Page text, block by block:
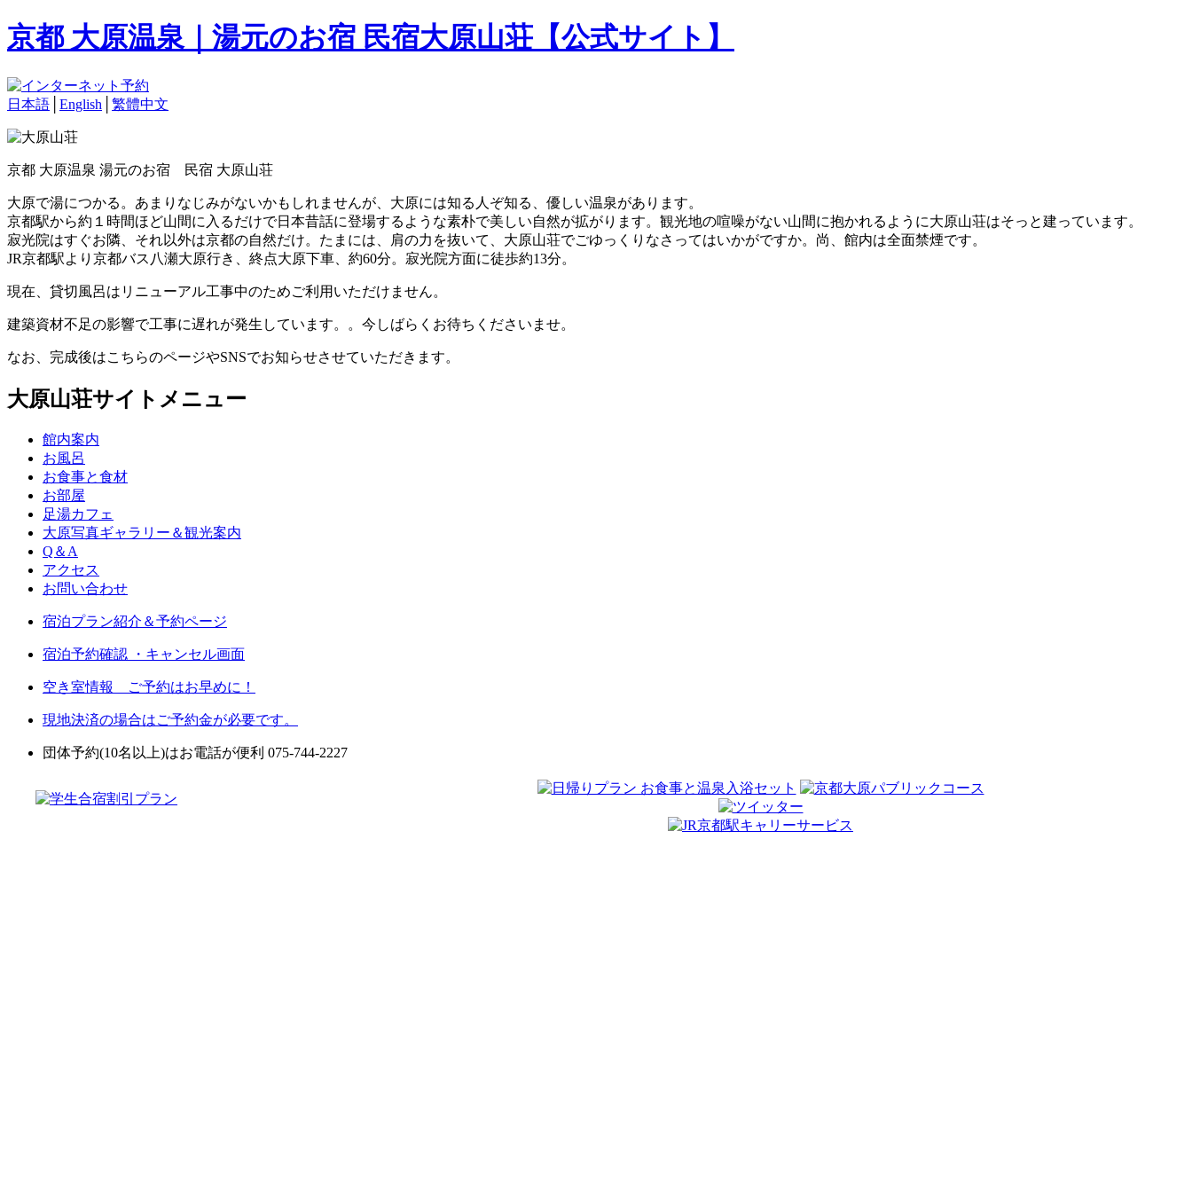
京都 大原温泉｜湯元のお宿 民宿大原山荘【公式サイト】
日本語 English 繁體中文
京都 大原温泉 湯元のお宿 民宿 大原山荘
大原で湯につかる。あまりなじみがないかもしれませんが、大原には知る人ぞ知る、優しい温泉があります。
京都駅から約１時間ほど山間に入るだけで日本昔話に登場するような素朴で美しい自然が拡がります。観光地の喧噪がない山間に抱かれるように大原山荘はそっと建っています。
寂光院はすぐお隣、それ以外は京都の自然だけ。たまには、肩の力を抜いて、大原山荘でごゆっくりなさってはいかがですか。尚、館内は全面禁煙です。
JR京都駅より京都バス八瀬大原行き、終点大原下車、約60分。寂光院方面に徒歩約13分。
現在、貸切風呂はリニューアル工事中のためご利用いただけません。
建築資材不足の影響で工事に遅れが発生しています。。今しばらくお待ちくださいませ。
なお、完成後はこちらのページやSNSでお知らせさせていただきます。
大原山荘サイトメニュー
館内案内
お風呂
お食事と食材
お部屋
足湯カフェ
大原写真ギャラリー＆観光案内
Q＆A
アクセス
お問い合わせ
宿泊プラン紹介＆予約ページ
宿泊予約確認 ・キャンセル画面
空き室情報 ご予約はお早めに！
現地決済の場合はご予約金が必要です。
団体予約(10名以上)はお電話が便利 075-744-2227